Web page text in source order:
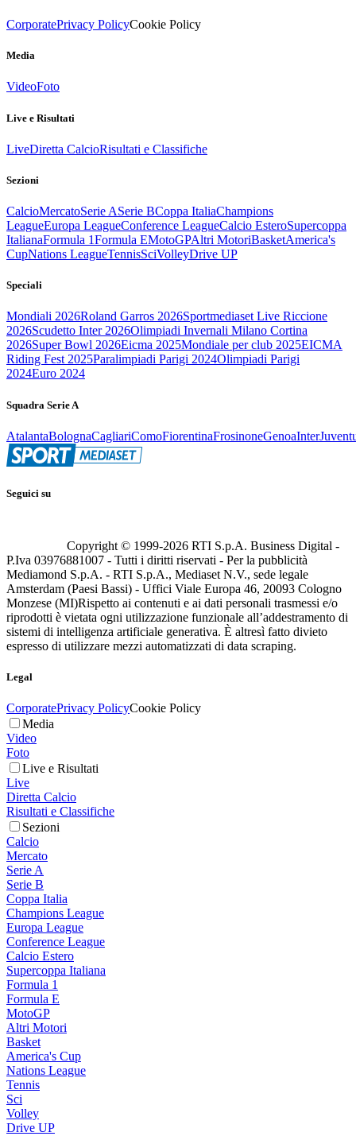
CorporatePrivacy PolicyCookie Policy
Media
VideoFoto
Live e Risultati
LiveDiretta CalcioRisultati e Classifiche
Sezioni
CalcioMercatoSerie ASerie BCoppa ItaliaChampions
LeagueEuropa LeagueConference LeagueCalcio EsteroSupercoppa
ItalianaFormula 1Formula EMotoGPAltri MotoriBasketAmerica's
CupNations LeagueTennisSciVolleyDrive UP
Speciali
Mondiali 2026Roland Garros 2026Sportmediaset Live Riccione
2026Scudetto Inter 2026Olimpiadi Invernali Milano Cortina
2026Super Bowl 2026Eicma 2025Mondiale per club 2025EICMA
Riding Fest 2025Paralimpiadi Parigi 2024Olimpiadi Parigi
2024Euro 2024
Squadra Serie A
AtalantaBolognaCagliariComoFiorentinaFrosinoneGenoaInter
Seguici su
Copyright © 1999-2026 RTI S.p.A. Business Digital -
P.Iva 03976881007 - Tutti i diritti riservati - Per la pubblicità
Mediamond S.p.A. - RTI S.p.A., Mediaset N.V., sede legale
Amsterdam (Paesi Bassi) - Uffici Viale Europa 46, 20093 Cologno
Monzese (MI)Rispetto ai contenuti e ai dati personali trasmessi e/o
riprodotti è vietata ogni utilizzazione funzionale all’addestramento di
sistemi di intelligenza artificiale generativa. È altresì fatto divieto
espresso di utilizzare mezzi automatizzati di data scraping.
Legal
CorporatePrivacy PolicyCookie Policy
Media
Video
Foto
Live e Risultati
Live
Diretta Calcio
Risultati e Classifiche
Sezioni
Calcio
Mercato
Serie A
Serie B
Coppa Italia
Champions League
Europa League
Conference League
Calcio Estero
Supercoppa Italiana
Formula 1
Formula E
MotoGP
Altri Motori
Basket
America's Cup
Nations League
Tennis
Sci
Volley
Drive UP